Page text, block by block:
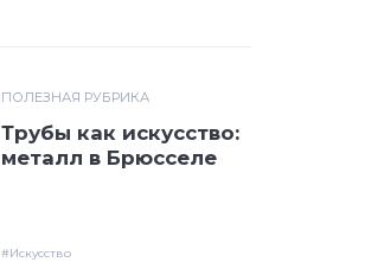
ПОЛЕЗНАЯ РУБРИКА
Трубы как искусство:
металл в Брюсселе
#Искусство